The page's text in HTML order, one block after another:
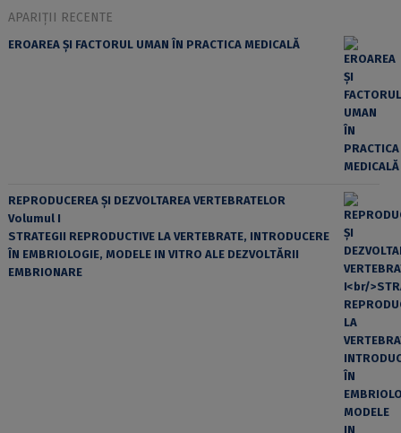
APARIȚII RECENTE
EROAREA ȘI FACTORUL UMAN ÎN PRACTICA MEDICALĂ
REPRODUCEREA ȘI DEZVOLTAREA VERTEBRATELOR
Volumul I
STRATEGII REPRODUCTIVE LA VERTEBRATE, INTRODUCERE
ÎN EMBRIOLOGIE, MODELE IN VITRO ALE DEZVOLTĂRII
EMBRIONARE